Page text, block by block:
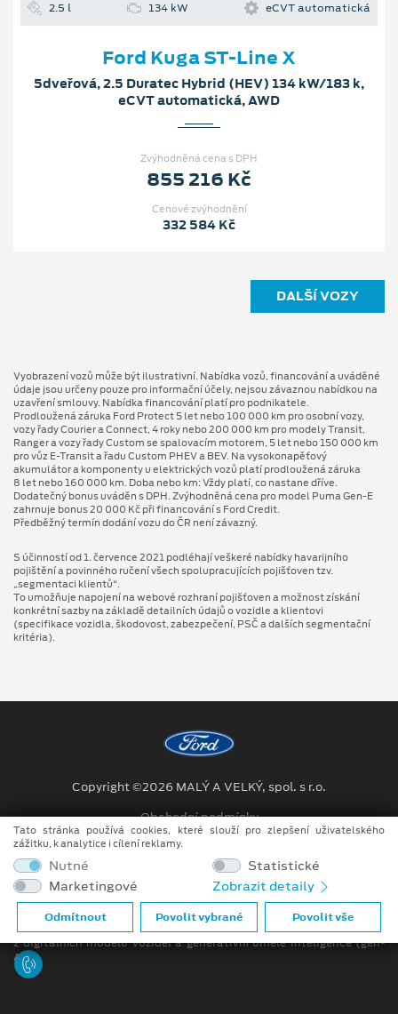
2.5 l 134 kW eCVT automatická
Ford Kuga ST-Line X
5dveřová, 2.5 Duratec Hybrid (HEV) 134 kW/183 k,
eCVT automatická, AWD
Zvýhodněná cena s DPH
855 216 Kč
Cenové zvýhodnění
332 584 Kč
DALŠÍ VOZY
Vyobrazení vozů může být ilustrativní. Nabídka vozů, financování a uváděné
údaje jsou určeny pouze pro informační účely, nejsou závaznou nabídkou na
uzavření smlouvy. Nabídka financování platí pro podnikatele.
Prodloužená záruka Ford Protect 5 let nebo 100 000 km pro osobní vozy,
vozy řady Courier a Connect, 4 roky nebo 200 000 km pro modely Transit,
Ranger a vozy řady Custom se spalovacím motorem, 5 let nebo 150 000 km
pro vůz E-Transit a řadu Custom PHEV a BEV. Na vysokonapěťový
akumulátor a komponenty u elektrických vozů platí prodloužená záruka
8 let nebo 160 000 km. Doba nebo km: Vždy platí, co nastane dříve.
Dodatečný bonus uváděn s DPH. Zvýhodněná cena pro model Puma Gen⁠-⁠E
zahrnuje bonus 20 000 Kč při financování s Ford Credit.
Předběžný termín dodání vozu do ČR není závazný.
S účinností od 1. července 2021 podléhají veškeré nabídky havarijního
pojištění a povinného ručení všech spolupracujících pojišťoven tzv.
„segmentaci klientů“.
To umožňuje napojení na webové rozhraní pojišťoven a možnost získání
konkrétní sazby na základě detailních údajů o vozidle a klientovi
(specifikace vozidla, škodovost, zabezpečení, PSČ a dalších segmentační
kritéria).
Copyright ©2026 MALÝ A VELKÝ, spol. s r.o.
Obchodní podmínky
Ochrana osobních údajů
Prohlášení o zpracování údajů konečných zákazníků
Při tvorbě videí a obrázků na tomto webu je využíváno kombinace
tradičních fotografií či videí, počítačem generovaných snímků (CGI)
z digitálních modelů vozidel a generativní umělé inteligence (gen-
AI).
Tato stránka používá cookies, které slouží pro zlepšení uživatelského
zážitku, k analytice i cílení reklamy.
Nutné
Statistické
Marketingové
Zobrazit detaily
Odmítnout Povolit vybrané Povolit vše